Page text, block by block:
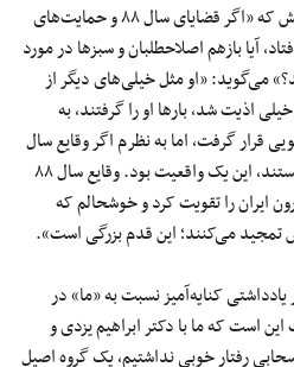
این فعال سیاسی در پاسخ به این پرسش که «اگر قضایای سال ۸۸ و حمایت‌های
یزدی از موسوی و کروبی اتفاق نمی‌افتاد، آیا بازهم اصلاح‎طلبان و سبزها در مورد
می‌گوید: «او مثل خیلی‌های دیگر از
اذیت شد، بارها او را گرفتند، به
قرار گرفت، اما به نظرم اگر وقایع سال
۸۸ نبود خیلی‌ها این تابوها را نمی‎شکستند، این یک واقعیت بود. وقایع سال ۸۸
ایران را تقویت کرد و خوشحالم که
تمجید می‌کنند؛ این قدم بزرگی است».
مطهری، در یادداشتی کنایه‌آمیز نسبت به «ما» در
است که ما با دکتر ابراهیم یزدی و
رفتار خوبی نداشتیم، یک گروه اصیل